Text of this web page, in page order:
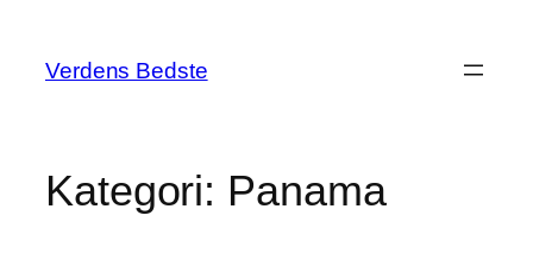
indhold
Verdens Bedste
Kategori: Panama